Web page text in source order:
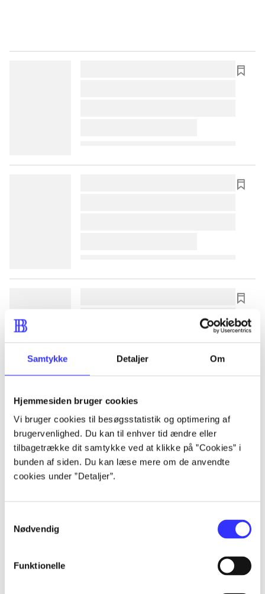
Samtykke Detaljer Om
Hjemmesiden bruger cookies
Vi bruger cookies til besøgsstatistik og optimering af
brugervenlighed. Du kan til enhver tid ændre eller
tilbagetrække dit samtykke ved at klikke på ”Cookies” i
bunden af siden. Du kan læse mere om de anvendte
cookies under ”Detaljer”.
Nødvendig
Funktionelle
lorem ipsum dolor sit amet ...
lorem ipsum dolor sit amet ...
lorem ipsum dolor sit amet ...
lorem ipsum dolor sit amet ...
lorem ipsum dolor sit amet ...
lorem ipsum dolor sit amet ...
lorem ipsum dolor sit amet ...
lorem ipsum dolor sit amet ...
lorem ipsum dolor sit amet ...
lorem ipsum dolor sit amet ...
lorem ipsum dolor sit amet ...
lorem ipsum dolor sit amet ...
lorem ipsum dolor sit amet ...